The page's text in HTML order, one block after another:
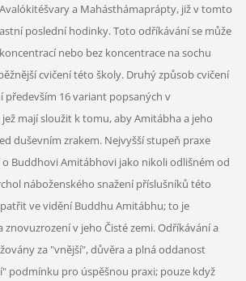
a Mahásthámaprápty, již v tomto
poslední hodinky. Toto odříkávání se může
nebo bez koncentrace na sochu
cvičení této školy. Druhý způsob cvičení
především 16 variant popsaných v
mají sloužit k tomu, aby Amitábha a jeho
duševním zrakem. Nejvyšší stupeň praxe
Buddhovi Amitábhovi jako nikoli odlišném od
náboženského snažení příslušníků této
ve vidění Buddhu Amitábhu; to je
v jeho Čisté zemi. Odříkávání a
za "vnější", důvěra a plná oddanost
podmínku pro úspěšnou praxi; pouze když